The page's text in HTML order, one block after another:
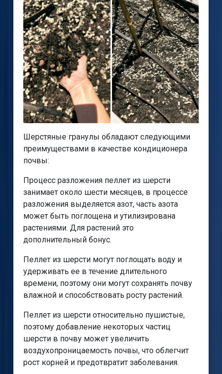
Шерстяные гранулы обладают следующими
преимуществами в качестве кондиционера
почвы:
Процесс разложения пеллет из шерсти
занимает около шести месяцев, в процессе
разложения выделяется азот, часть азота
может быть поглощена и утилизирована
растениями. Для растений это
дополнительный бонус.
Пеллет из шерсти могут поглощать воду и
удерживать ее в течение длительного
времени, поэтому они могут сохранять почву
влажной и способствовать росту растений.
Пеллет из шерсти относительно пушистые,
поэтому добавление некоторых частиц
шерсти в почву может увеличить
воздухопроницаемость почвы, что облегчит
рост корней и предотвратит заболевания.